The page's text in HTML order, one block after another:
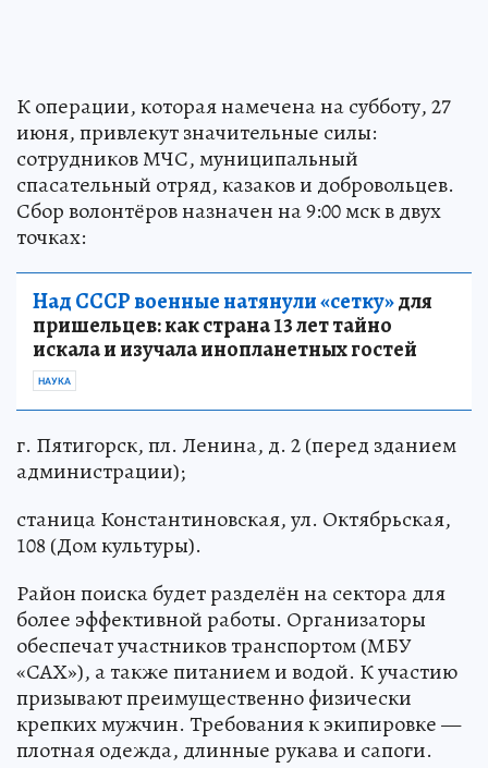
К операции, которая намечена на субботу, 27
июня, привлекут значительные силы:
сотрудников МЧС, муниципальный
спасательный отряд, казаков и добровольцев.
Сбор волонтёров назначен на 9:00 мск в двух
точках:
Над СССР военные натянули «сетку»для
пришельцев: как страна 13 лет тайно
искала и изучала инопланетных гостей
НАУКА
г. Пятигорск, пл. Ленина, д. 2 (перед зданием
администрации);
станица Константиновская, ул. Октябрьская,
108 (Дом культуры).
Район поиска будет разделён на сектора для
более эффективной работы. Организаторы
обеспечат участников транспортом (МБУ
«САХ»), а также питанием и водой. К участию
призывают преимущественно физически
крепких мужчин. Требования к экипировке —
плотная одежда, длинные рукава и сапоги.